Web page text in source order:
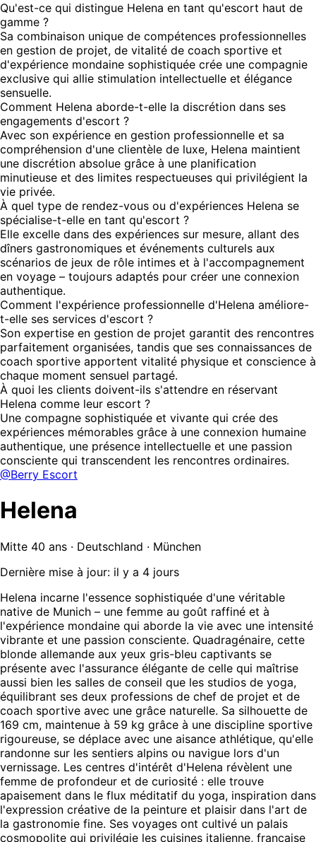
Qu'est-ce qui distingue Helena en tant qu'escort haut de
gamme ?
Sa combinaison unique de compétences professionnelles
en gestion de projet, de vitalité de coach sportive et
d'expérience mondaine sophistiquée crée une compagnie
exclusive qui allie stimulation intellectuelle et élégance
sensuelle.
Comment Helena aborde-t-elle la discrétion dans ses
engagements d'escort ?
Avec son expérience en gestion professionnelle et sa
compréhension d'une clientèle de luxe, Helena maintient
une discrétion absolue grâce à une planification
minutieuse et des limites respectueuses qui privilégient la
vie privée.
À quel type de rendez-vous ou d'expériences Helena se
spécialise-t-elle en tant qu'escort ?
Elle excelle dans des expériences sur mesure, allant des
dîners gastronomiques et événements culturels aux
scénarios de jeux de rôle intimes et à l'accompagnement
en voyage – toujours adaptés pour créer une connexion
authentique.
Comment l'expérience professionnelle d'Helena améliore-
t-elle ses services d'escort ?
Son expertise en gestion de projet garantit des rencontres
parfaitement organisées, tandis que ses connaissances de
coach sportive apportent vitalité physique et conscience à
chaque moment sensuel partagé.
À quoi les clients doivent-ils s'attendre en réservant
Helena comme leur escort ?
Une compagne sophistiquée et vivante qui crée des
expériences mémorables grâce à une connexion humaine
authentique, une présence intellectuelle et une passion
consciente qui transcendent les rencontres ordinaires.
@Berry Escort
Helena
Mitte 40 ans · Deutschland · München
Dernière mise à jour: il y a 4 jours
Helena incarne l'essence sophistiquée d'une véritable
native de Munich – une femme au goût raffiné et à
l'expérience mondaine qui aborde la vie avec une intensité
vibrante et une passion consciente. Quadragénaire, cette
blonde allemande aux yeux gris-bleu captivants se
présente avec l'assurance élégante de celle qui maîtrise
aussi bien les salles de conseil que les studios de yoga,
équilibrant ses deux professions de chef de projet et de
coach sportive avec une grâce naturelle. Sa silhouette de
169 cm, maintenue à 59 kg grâce à une discipline sportive
rigoureuse, se déplace avec une aisance athlétique, qu'elle
randonne sur les sentiers alpins ou navigue lors d'un
vernissage. Les centres d'intérêt d'Helena révèlent une
femme de profondeur et de curiosité : elle trouve
apaisement dans le flux méditatif du yoga, inspiration dans
l'expression créative de la peinture et plaisir dans l'art de
la gastronomie fine. Ses voyages ont cultivé un palais
cosmopolite qui privilégie les cuisines italienne, française